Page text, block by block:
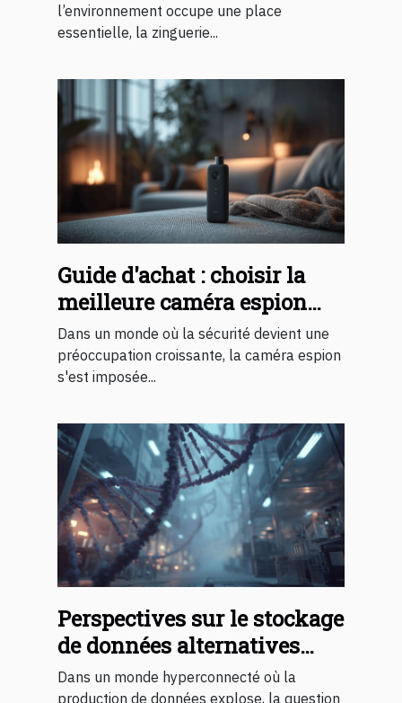
l’environnement occupe une place
essentielle, la zinguerie...
Guide d'achat : choisir la
meilleure caméra espion
pour votre sécurité
Dans un monde où la sécurité devient une
préoccupation croissante, la caméra espion
s'est imposée...
Perspectives sur le stockage
de données alternatives
cloud, objets quantiques et
Dans un monde hyperconnecté où la
production de données explose, la question